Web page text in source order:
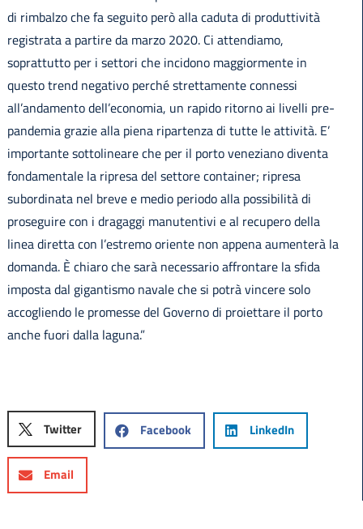
di rimbalzo che fa seguito però alla caduta di produttività
registrata a partire da marzo 2020. Ci attendiamo,
soprattutto per i settori che incidono maggiormente in
questo trend negativo perché strettamente connessi
all’andamento dell’economia, un rapido ritorno ai livelli pre-
pandemia grazie alla piena ripartenza di tutte le attività. E’
importante sottolineare che per il porto veneziano diventa
fondamentale la ripresa del settore container; ripresa
subordinata nel breve e medio periodo alla possibilità di
proseguire con i dragaggi manutentivi e al recupero della
linea diretta con l’estremo oriente non appena aumenterà la
domanda. È chiaro che sarà necessario affrontare la sfida
imposta dal gigantismo navale che si potrà vincere solo
accogliendo le promesse del Governo di proiettare il porto
anche fuori dalla laguna.”
Twitter Facebook LinkedIn
Email